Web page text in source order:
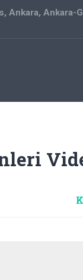
,Ankara,Ankara-